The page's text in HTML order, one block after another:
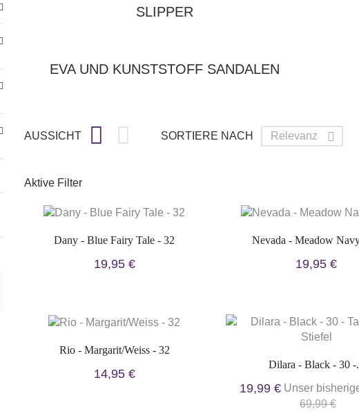
SLIPPER
EVA UND KUNSTSTOFF SANDALEN
AUSSICHT   SORTIERE NACH Relevanz 
Aktive Filter
Dany - Blue Fairy Tale - 32
19,95 €
Nevada - Meadow
19,95 €
Rio - Margarit/Weiss - 32
14,95 €
Dilara - Black - 30 -
19,99 € Unser
69,99 €